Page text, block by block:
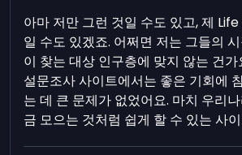
아마 저만 그런 것일 수도 있고, 제
일 수도 있겠죠. 어쩌면 저는 그들의
이 찾는 대상 인구층에 맞지 않는 건
설문조사 사이트에서는 좋은 기회에
는 데 큰 문제가 없었어요. 마치 우리
금 모으는 것처럼 쉽게 할 수 있는 사